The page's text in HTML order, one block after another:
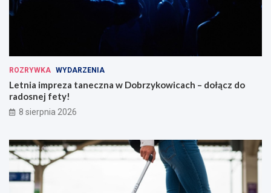
ROZRYWKA WYDARZENIA
Letnia impreza taneczna w Dobrzykowicach – dołącz do
radosnej fety!
8 sierpnia 2026